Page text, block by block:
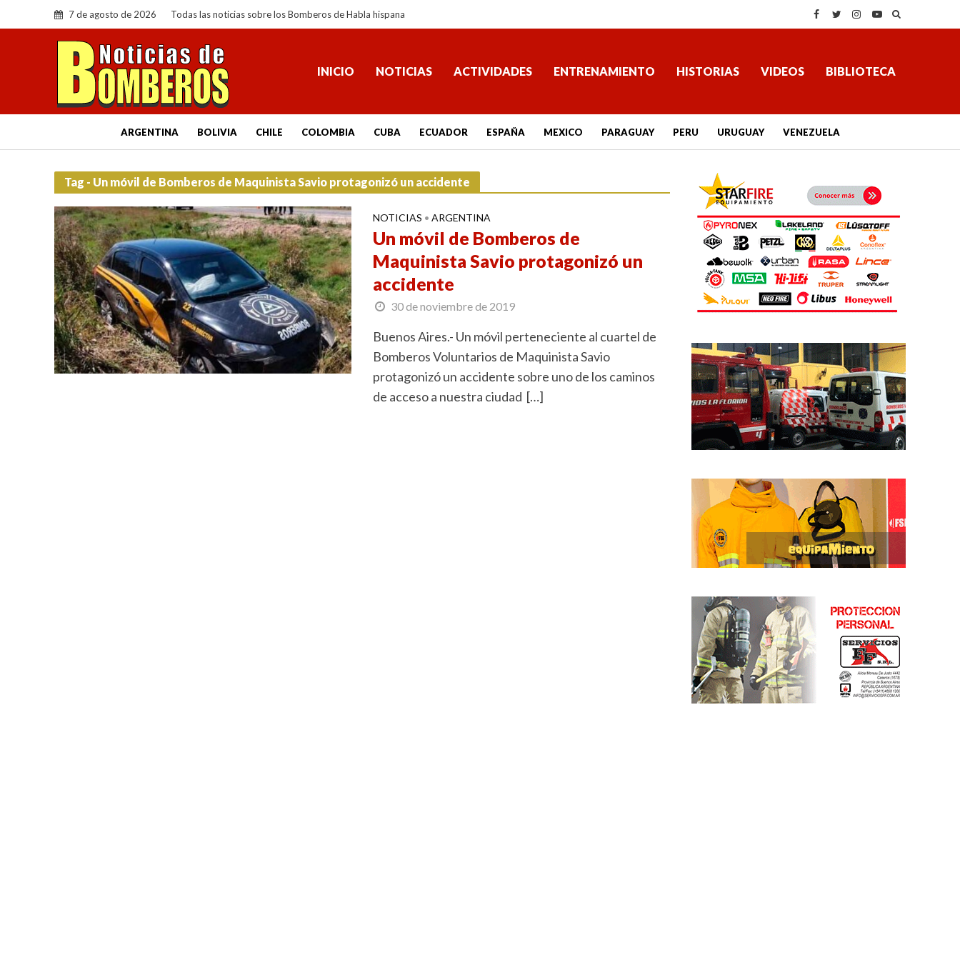
7 de agosto de 2026 Todas las noticias sobre los Bomberos de Habla hispana
INICIO NOTICIAS ACTIVIDADES ENTRENAMIENTO HISTORIAS VIDEOS BIBLIOTECA
ARGENTINA BOLIVIA CHILE COLOMBIA CUBA ECUADOR ESPAÑA MEXICO PARAGUAY PERU URUGUAY VENEZUELA
Tag - Un móvil de Bomberos de Maquinista Savio protagonizó un accidente
NOTICIAS • ARGENTINA
Un móvil de Bomberos de
Maquinista Savio protagonizó un
accidente
30 de noviembre de 2019
Buenos Aires.- Un móvil perteneciente al cuartel de
Bomberos Voluntarios de Maquinista Savio
protagonizó un accidente sobre uno de los caminos
de acceso a nuestra ciudad […]